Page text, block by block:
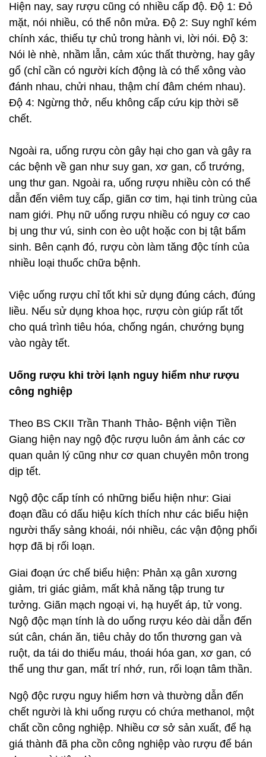
Hiện nay, say rượu cũng có nhiều cấp độ. Độ 1: Đỏ
mặt, nói nhiều, có thể nôn mửa. Độ 2: Suy nghĩ kém
chính xác, thiếu tự chủ trong hành vi, lời nói. Độ 3:
Nói lè nhè, nhầm lẫn, cảm xúc thất thường, hay gây
gổ (chỉ cần có người kích động là có thể xông vào
đánh nhau, chửi nhau, thậm chí đâm chém nhau).
Độ 4: Ngừng thở, nếu không cấp cứu kịp thời sẽ
chết.
Ngoài ra, uống rượu còn gây hại cho gan và gây ra
các bệnh về gan như suy gan, xơ gan, cổ trướng,
ung thư gan. Ngoài ra, uống rượu nhiều còn có thể
dẫn đến viêm tuỵ cấp, giãn cơ tim, hại tinh trùng của
nam giới. Phụ nữ uống rượu nhiều có nguy cơ cao
bị ung thư vú, sinh con èo uột hoặc con bị tật bẩm
sinh. Bên cạnh đó, rượu còn làm tăng độc tính của
nhiều loại thuốc chữa bệnh.
Việc uống rượu chỉ tốt khi sử dụng đúng cách, đúng
liều. Nếu sử dụng khoa học, rượu còn giúp rất tốt
cho quá trình tiêu hóa, chống ngán, chướng bụng
vào ngày tết.
Uống rượu khi trời lạnh nguy hiểm như rượu
công nghiệp
Theo BS CKII Trần Thanh Thảo- Bệnh viện Tiền
Giang hiện nay ngộ độc rượu luôn ám ảnh các cơ
quan quản lý cũng như cơ quan chuyên môn trong
dịp tết.
Ngộ độc cấp tính có những biểu hiện như: Giai
đoạn đầu có dấu hiệu kích thích như các biểu hiện
người thấy sảng khoái, nói nhiều, các vận động phối
hợp đã bị rối loạn.
Giai đoạn ức chế biểu hiện: Phản xạ gân xương
giảm, tri giác giảm, mất khả năng tập trung tư
tưởng. Giãn mạch ngoại vi, hạ huyết áp, tử vong.
Ngộ độc mạn tính là do uống rượu kéo dài dẫn đến
sút cân, chán ăn, tiêu chảy do tổn thương gan và
ruột, da tái do thiếu máu, thoái hóa gan, xơ gan, có
thể ung thư gan, mất trí nhớ, run, rối loạn tâm thần.
Ngộ độc rượu nguy hiểm hơn và thường dẫn đến
chết người là khi uống rượu có chứa methanol, một
chất cồn công nghiệp. Nhiều cơ sở sản xuất, để hạ
giá thành đã pha cồn công nghiệp vào rượu để bán